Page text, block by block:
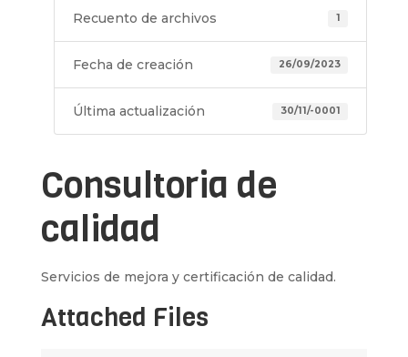
Recuento de archivos 1
Fecha de creación 26/09/2023
Última actualización 30/11/-0001
Consultoria de
calidad
Servicios de mejora y certificación de calidad.
Attached Files